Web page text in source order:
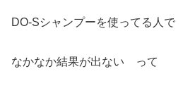
DO-Sシャンプーを使ってる人で
なかなか結果が出ない って